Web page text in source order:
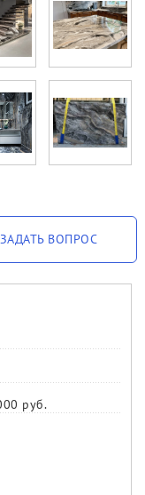
ЗАДАТЬ ВОПРОС
руб.